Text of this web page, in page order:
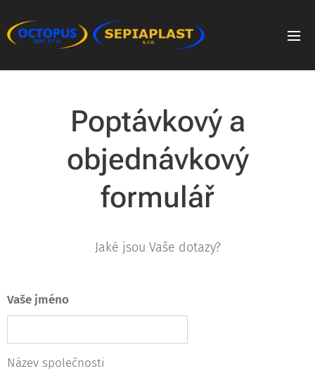
Poptávkový a
objednávkový
formulář
Jaké jsou Vaše dotazy?
Vaše jméno
Název společnosti